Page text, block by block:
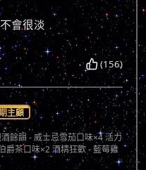
會很淡
(156)
主顧
餘韻 - 威士忌雪茄口味×4 活力
爵茶口味×2 酒精狂歡 - 藍莓雞